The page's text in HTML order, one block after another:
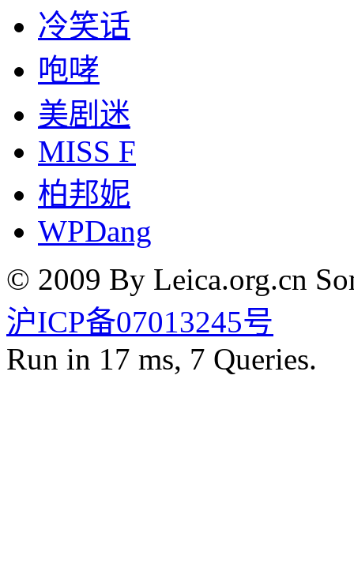
冷笑话
咆哮
美剧迷
MISS F
柏邦妮
WPDang
© 2009 By Leica.org.cn
沪ICP备07013245号
Run in 17 ms, 7 Queries.